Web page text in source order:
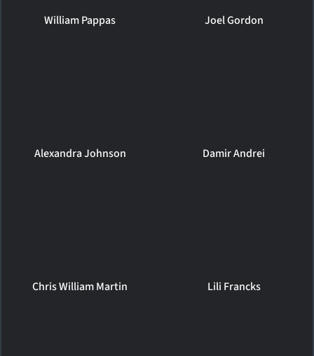
William Pappas Joel Gordon
Alexandra Johnson Damir Andrei
Chris William Martin Lili Francks